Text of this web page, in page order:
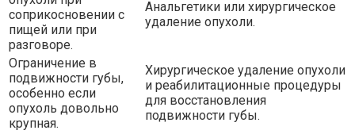
соприкосновении с
пищей или при
разговоре.
Анальгетики или хирургическое
удаление опухоли.
Ограничение в
подвижности губы,
особенно если
опухоль довольно
крупная.
Хирургическое удаление опухоли
и реабилитационные процедуры
для восстановления
подвижности губы.